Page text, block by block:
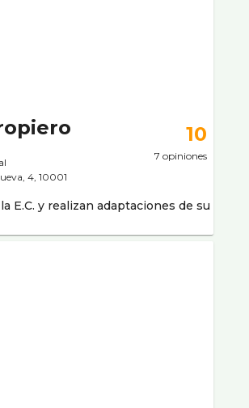
4, 10001
10
7 opiniones
E.C. y realizan adaptaciones de su